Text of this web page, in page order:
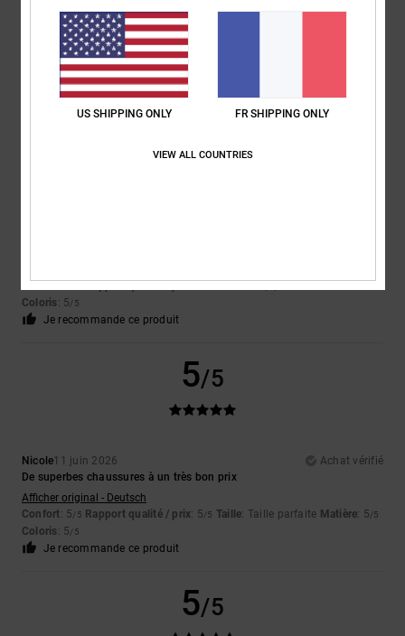
Afficher original - English
: 5/5 Rapport qualité / prix
: 5/5
Je recommande ce produit
Coloris: 5/5
Je recommande ce produit
5/5
Nicole11 juin 2026
Achat vérifié
De superbes chaussures à un très bon prix
Afficher original - Deutsch
Confort: 5/5 Rapport qualité / prix: 5/5 Taille: Taille parfaite Matière: 5/5
Coloris: 5/5
Je recommande ce produit
5/5
US SHIPPING ONLY FR SHIPPING ONLY
VIEW ALL COUNTRIES